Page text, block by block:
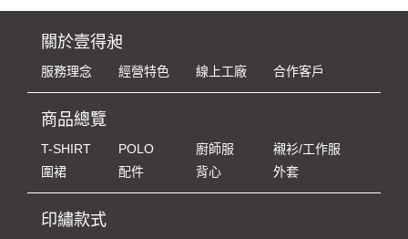
關於壹得昶
服務理念 經營特色 線上工廠 合作客戶
商品總覽
T-SHIRT POLO 廚師服
襯衫/工作服
圍裙
配件 背心 外套
印繡款式